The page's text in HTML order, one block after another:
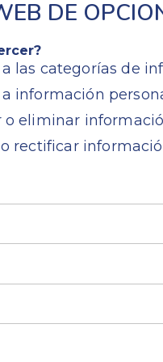
DE
las categorías de
información
o eliminar
rectificar